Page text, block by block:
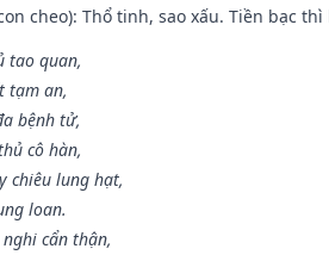
cheo): Thổ tinh, sao xấu. Tiền bạc
tao quan,
tạm an,
bệnh tử,
cô hàn,
chiêu lung hạt,
loan.
cẩn thận,